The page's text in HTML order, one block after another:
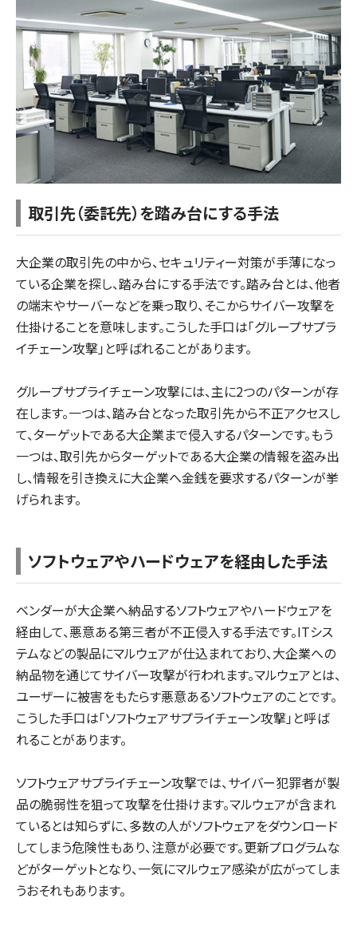
取引先（委託先）を踏み台にする手法
大企業の取引先の中から、セキュリティー対策が手薄になっ
ている企業を探し、踏み台にする手法です。踏み台とは、他者
の端末やサーバーなどを乗っ取り、そこからサイバー攻撃を
仕掛けることを意味します。こうした手口は「グループサプラ
イチェーン攻撃」と呼ばれることがあります。
グループサプライチェーン攻撃には、主に2つのパターンが存
在します。一つは、踏み台となった取引先から不正アクセスし
て、ターゲットである大企業まで侵入するパターンです。もう
一つは、取引先からターゲットである大企業の情報を盗み出
し、情報を引き換えに大企業へ金銭を要求するパターンが挙
げられます。
ソフトウェアやハードウェアを経由した手法
ベンダーが大企業へ納品するソフトウェアやハードウェアを
経由して、悪意ある第三者が不正侵入する手法です。ITシス
テムなどの製品にマルウェアが仕込まれており、大企業への
納品物を通じてサイバー攻撃が行われます。マルウェアとは、
ユーザーに被害をもたらす悪意あるソフトウェアのことです。
こうした手口は「ソフトウェアサプライチェーン攻撃」と呼ば
れることがあります。
ソフトウェアサプライチェーン攻撃では、サイバー犯罪者が製
品の脆弱性を狙って攻撃を仕掛けます。マルウェアが含まれ
ているとは知らずに、多数の人がソフトウェアをダウンロード
してしまう危険性もあり、注意が必要です。更新プログラムな
どがターゲットとなり、一気にマルウェア感染が広がってしま
うおそれもあります。